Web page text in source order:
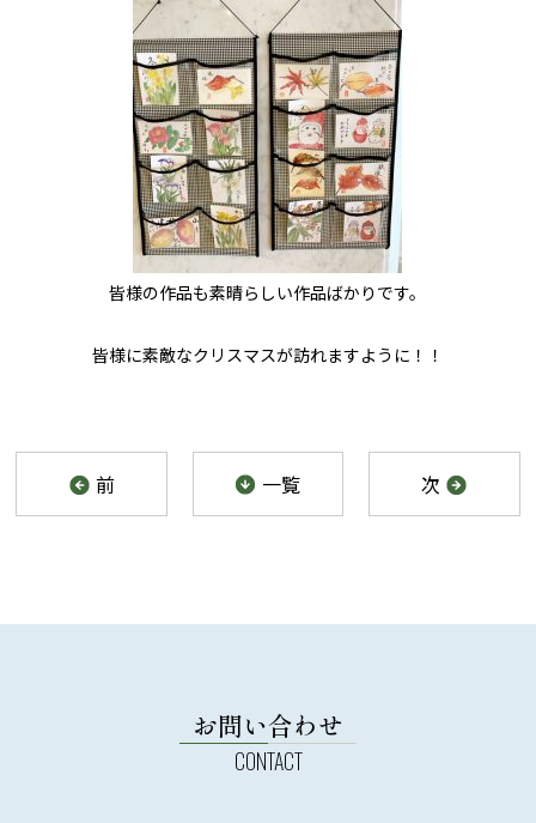
皆様の作品も素晴らしい作品ばかりです。
皆様に素敵なクリスマスが訪れますように！！
前 一覧 次
お問い合わせ